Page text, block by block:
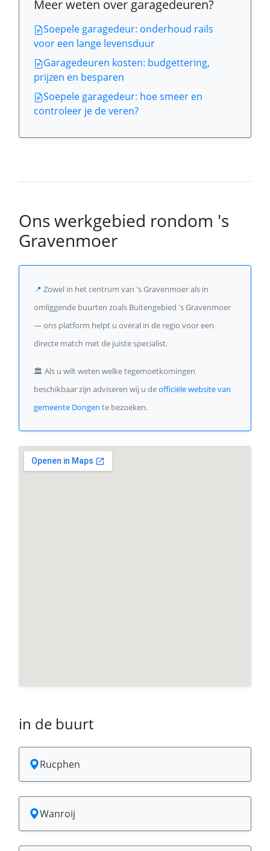
Meer weten over garagedeuren?
Soepele garagedeur: onderhoud rails
voor een lange levensduur
Garagedeuren kosten: budgettering,
prijzen en besparen
Soepele garagedeur: hoe smeer en
controleer je de veren?
Ons werkgebied rondom 's
Gravenmoer
📍 Zowel in het centrum van 's Gravenmoer als in
omliggende buurten zoals Buitengebied 's Gravenmoer
— ons platform helpt u overal in de regio voor een
directe match met de juiste specialist.
🏛️ Als u wilt weten welke tegemoetkomingen
beschikbaar zijn adviseren wij u deofficiële website van
gemeente Dongen te bezoeken.
in de buurt
Rucphen
Wanroij